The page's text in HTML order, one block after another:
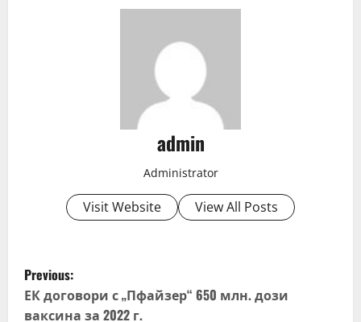
admin
Administrator
Visit Website View All Posts
P
o
Previous:
ЕК договори с „Пфайзер“ 650 млн. дози
ваксина за 2022 г.